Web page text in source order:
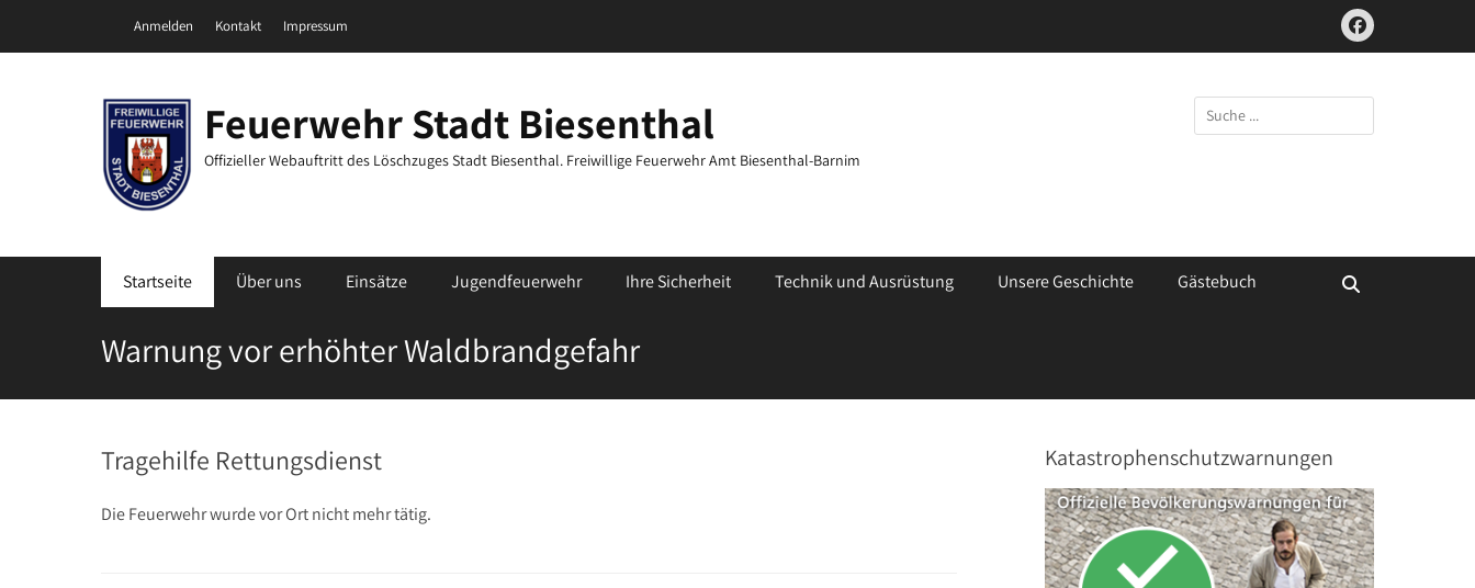
Header Top Menu
Anmelden Kontakt Impressum Facebook
Feuerwehr Stadt Biesenthal
Offizieller Webauftritt des Löschzuges Stadt Biesenthal. Freiwillige Feuerwehr Amt Biesenthal-Barnim
Suchen
nach:
Primäres Menü
Startseite Über uns Einsätze Jugendfeuerwehr Ihre Sicherheit Technik und Ausrüstung Unsere Geschichte Gästebuch
Warnung vor erhöhter Waldbrandgefahr
Tragehilfe Rettungsdienst
Die Feuerwehr wurde vor Ort nicht mehr tätig.
Katastrophenschutzwarnungen